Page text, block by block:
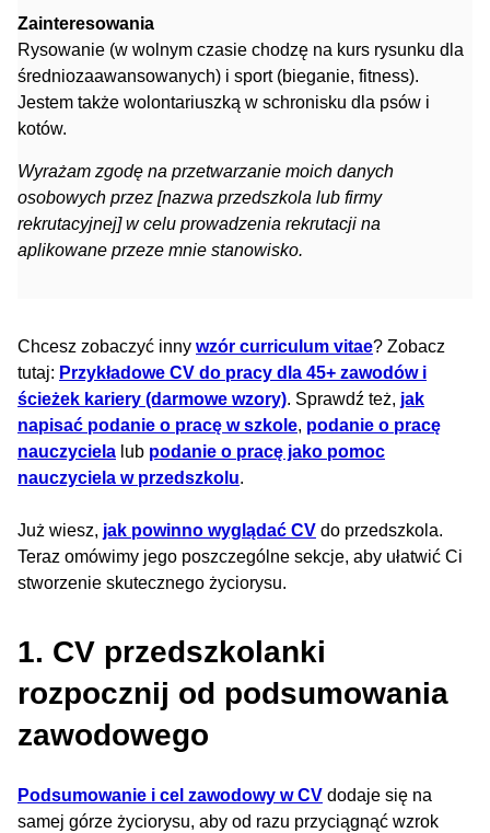
Zainteresowania
Rysowanie (w wolnym czasie chodzę na kurs rysunku dla
średniozaawansowanych) i sport (bieganie, fitness).
Jestem także wolontariuszką w schronisku dla psów i
kotów.
Wyrażam zgodę na przetwarzanie moich danych
osobowych przez [nazwa przedszkola lub firmy
rekrutacyjnej] w celu prowadzenia rekrutacji na
aplikowane przeze mnie stanowisko.
Chcesz zobaczyć inny wzór curriculum vitae? Zobacz
tutaj: Przykładowe CV do pracy dla 45+ zawodów i
ścieżek kariery (darmowe wzory). Sprawdź też, jak
napisać podanie o pracę w szkole, podanie o pracę
nauczyciela lub podanie o pracę jako pomoc
nauczyciela w przedszkolu.
Już wiesz, jak powinno wyglądać CV do przedszkola.
Teraz omówimy jego poszczególne sekcje, aby ułatwić Ci
stworzenie skutecznego życiorysu.
1. CV przedszkolanki
rozpocznij od podsumowania
zawodowego
Podsumowanie i cel zawodowy w CV dodaje się na
samej górze życiorysu, aby od razu przyciągnąć wzrok